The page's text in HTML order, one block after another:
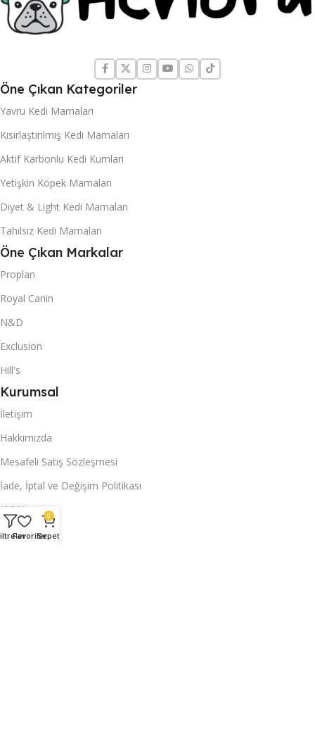
Öne Çıkan Kategoriler
Yavru Kedi Mamaları
Kısırlaştırılmış Kedi Mamaları
Aktif Karbonlu Kedi Kumları
Yetişkin Köpek Mamaları
Diyet & Light Kedi Mamaları
Tahılsız Kedi Mamaları
Öne Çıkan Markalar
Proplan
Royal Canin
N&D
Exclusion
Hill's
Kurumsal
İletişim
Hakkımızda
Mesafeli Satış Sözleşmesi
İade, İptal ve Değişim Politikası
KVKK
Hesabım
Favoriler
0
Sepet